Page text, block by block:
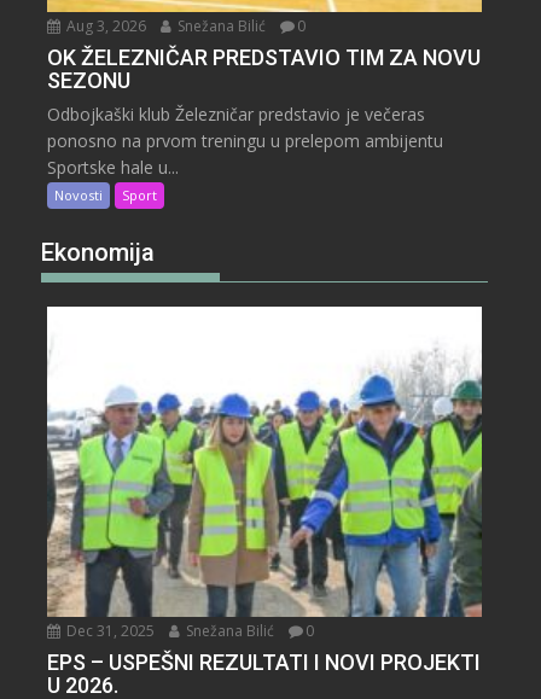
Aug 3, 2026 Snežana Bilić 0
OK ŽELEZNIČAR PREDSTAVIO TIM ZA NOVU
SEZONU
Odbojkaški klub Železničar predstavio je večeras
ponosno na prvom treningu u prelepom ambijentu
Sportske hale u...
Novosti Sport
Ekonomija
Dec 31, 2025 Snežana Bilić 0
EPS – USPEŠNI REZULTATI I NOVI PROJEKTI
U 2026.